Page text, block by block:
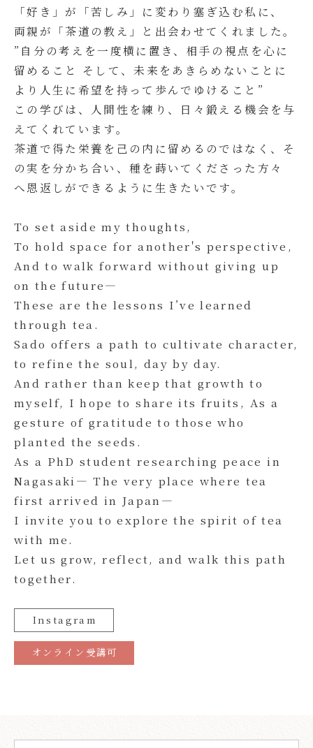
「好き」が「苦しみ」に変わり塞ぎ込む私に、
両親が「茶道の教え」と出会わせてくれました。
”自分の考えを一度横に置き、相手の視点を心に
留めること そして、未来をあきらめないことに
より人生に希望を持って歩んでゆけること”
この学びは、人間性を練り、日々鍛える機会を与
えてくれています。
茶道で得た栄養を己の内に留めるのではなく、そ
の実を分かち合い、種を蒔いてくださった方々
へ恩返しができるように生きたいです。
To set aside my thoughts,
To hold space for another's perspective,
And to walk forward without giving up
on the future—
These are the lessons I’ve learned
through tea.
Sado offers a path to cultivate character,
to refine the soul, day by day.
And rather than keep that growth to
myself, I hope to share its fruits, As a
gesture of gratitude to those who
planted the seeds.
As a PhD student researching peace in
Nagasaki— The very place where tea
first arrived in Japan—
I invite you to explore the spirit of tea
with me.
Let us grow, reflect, and walk this path
together.
Instagram
オンライン受講可